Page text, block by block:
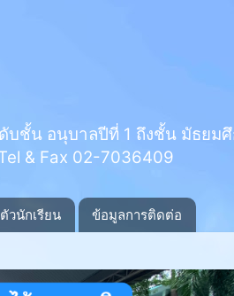
บชั้น อนุบาลปีที่ 1 ถึงชั้น มัธยม
& Fax 02-7036409
วนักเรียน ข้อมูลการติดต่อ